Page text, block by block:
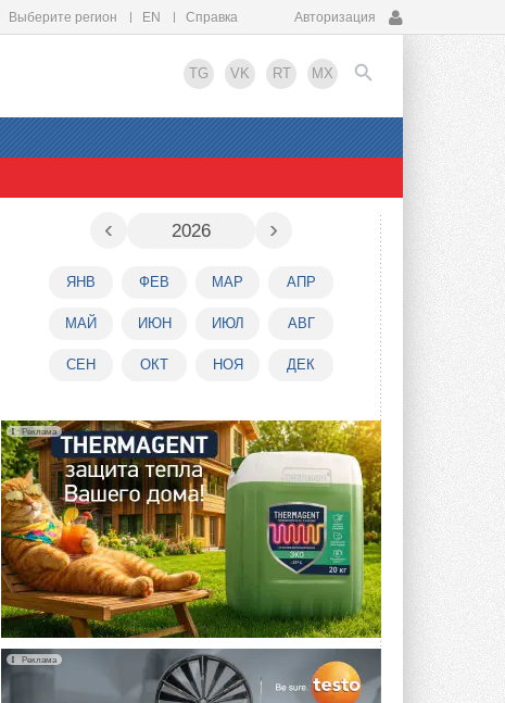
Выберите регион EN Справка Авторизация
TG VK RT MX
EN
‹ 2026 ›
ЯНВ ФЕВ МАР АПР
МАЙ ИЮН ИЮЛ АВГ
СЕН ОКТ НОЯ ДЕК
Реклама
Реклама